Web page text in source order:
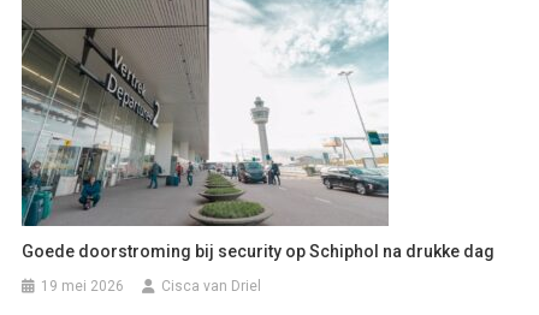
Goede doorstroming bij security op Schiphol na drukke dag
19 mei 2026 Cisca van Driel